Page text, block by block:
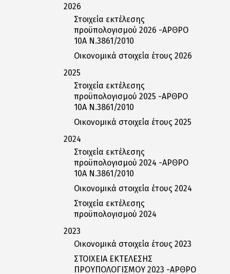
2026
Στοιχεία εκτέλεσης
προϋπολογισμού 2026 -ΑΡΘΡΟ
10Α Ν.3861/2010
Οικονομικά στοιχεία έτους 2026
2025
Στοιχεία εκτέλεσης
προϋπολογισμού 2025 -ΑΡΘΡΟ
10Α Ν.3861/2010
Οικονομικά στοιχεία έτους 2025
2024
Στοιχεία εκτέλεσης
προϋπολογισμού 2024 -ΑΡΘΡΟ
10Α Ν.3861/2010
Οικονομικά στοιχεία έτους 2024
Στοιχεία εκτέλεσης
προϋπολογισμού 2024
2023
Οικονομικά στοιχεία έτους 2023
ΣΤΟΙΧΕΙΑ ΕΚΤΕΛΕΣΗΣ
ΠΡΟΥΠΟΛΟΓΙΣΜΟΥ 2023 -ΑΡΘΡΟ